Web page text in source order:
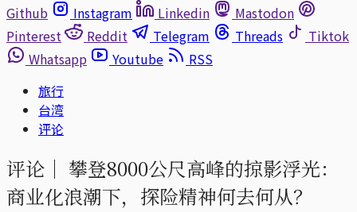
Github
Instagram Linkedin
Mastodon
Pinterest
Reddit Telegram Threads
Tiktok
Whatsapp
Youtube
RSS
旅行
台湾
评论
评论｜ 攀登8000公尺高峰的掠影浮光：
商业化浪潮下，探险精神何去何从？